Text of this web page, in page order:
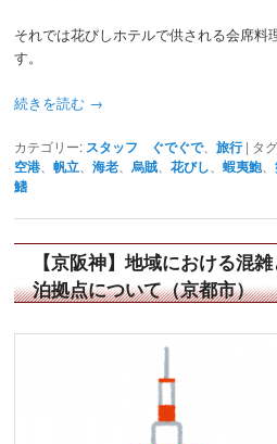
それでは花びしホテルで供される会席料
す。
続きを読む →
カテゴリー: スタッフ ぐでぐで、旅行 | タ
空港 、帆立 、海老 、烏賊 、花びし 、蝦夷鮑、
鰭
【京阪神】地域における混
泊拠点について（京都市）